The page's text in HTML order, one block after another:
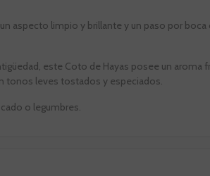
aspecto limpio y brillante y un paso por boca
este Coto de Hayas posee un aroma
tonos leves tostados y especiados.
o legumbres.